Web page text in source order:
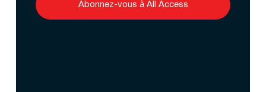
Abonnez-vous à All Access